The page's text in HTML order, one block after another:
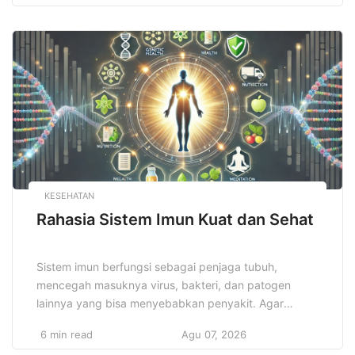
kas secara efektif, merencanakan anggaran dengan
tepat, serta membuat keputusan investasi yang
cerdas dan terukur. Pemahaman yang mendalam […]
KESEHATAN
Rahasia Sistem Imun Kuat dan Sehat
Sistem imun berfungsi sebagai penjaga tubuh,
mencegah masuknya virus, bakteri, dan patogen
lainnya yang bisa menyebabkan penyakit. Agar
memerlukan dukungan yang tepat, seperti asupan
6 min read Agu 07, 2026